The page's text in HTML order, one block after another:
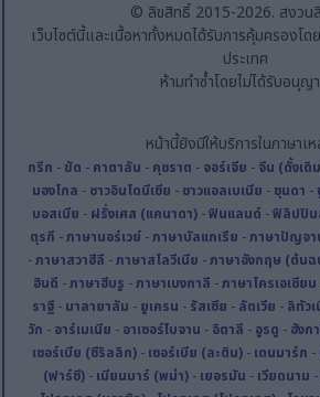
© ลิขสิทธิ์ 2015-2026. สงวน
เว็บไซต์นี้และเนื้อหาทั้งหมดได้รับการคุ้มครองโ
ประเทศ
ห้ามทำซ้ำโดยไม่ได้รับอนุญ
หน้านี้ยังมีให้บริการในภาษาเ
กรีก - ขัด - คาตาลัน - คุชราต - จอร์เจีย - จีน (ดั้งเดิ
มองโกล - ชาวอินโดนีเซีย - ชาวแอลเบเนีย -ซุนดา -
บอสเนีย - ฝรั่งเศส (แคนาดา)-ฟินแลนด์ -ฟิลิปปิน
ตุรกี -ภาษานอร์เวย์-ภาษาบัลแกเรีย -ภาษาปัญจ
-ภาษาสวาฮีลี -ภาษาสโลวีเนีย -ภาษาอังกฤษ (ต้น
ฮินดี -ภาษาฮีบรู -ภาษาเบงกาลี -ภาษาโครเอเชียน
ราฐี - มาลายาลัม - ยูเครน - รัสเซีย - ลัตเวีย - ลิทัว
วัก - อาร์เมเนีย - อาเซอร์ไบจาน - อิตาลี - อูรดู - ฮังก
เซอร์เบีย (ซีริลลิก)- เซอร์เบีย (ละติน)- เดนมาร์ก -
(ฟาร์ซี)- เมียนมาร์ (พม่า)- เยอรมัน - เวียดนาม -